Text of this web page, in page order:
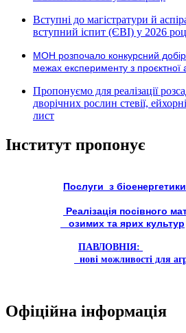
Вступні до магістратури й
вступний іспит (ЄВІ) у 2026
МОН розпочало конкурсний добір
межах експерименту з проєктної
Пропонуємо для реалізації
дворічних рослин стевії,
лист
Інститут пропонує
Послуги з біоенергетики
Реалізація посівного
озимих та ярих культур
ПАВЛОВНІЯ:
нові можливості для
Офіційна інформація